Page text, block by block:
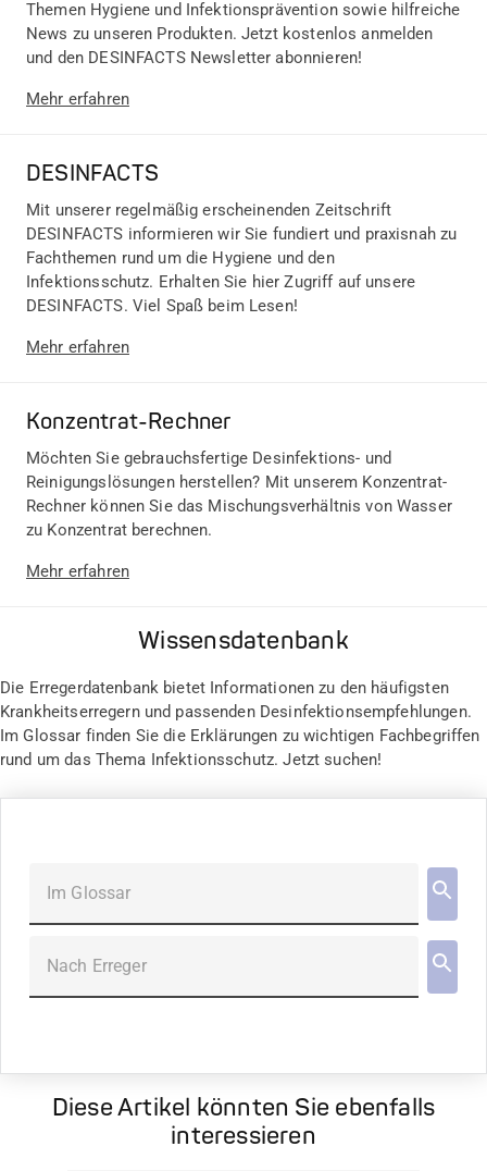
Themen Hygiene und Infektionsprävention sowie hilfreiche
News zu unseren Produkten. Jetzt kostenlos anmelden
und den DESINFACTS Newsletter abonnieren!
Mehr erfahren
DESINFACTS
Mit unserer regelmäßig erscheinenden Zeitschrift
DESINFACTS informieren wir Sie fundiert und praxisnah zu
Fachthemen rund um die Hygiene und den
Infektionsschutz. Erhalten Sie hier Zugriff auf unsere
DESINFACTS. Viel Spaß beim Lesen!
Mehr erfahren
Konzentrat-Rechner
Möchten Sie gebrauchsfertige Desinfektions- und
Reinigungslösungen herstellen? Mit unserem Konzentrat-
Rechner können Sie das Mischungsverhältnis von Wasser
zu Konzentrat berechnen.
Mehr erfahren
Wissensdatenbank
Die Erregerdatenbank bietet Informationen zu den häufigsten
Krankheitserregern und passenden Desinfektionsempfehlungen.
Im Glossar finden Sie die Erklärungen zu wichtigen Fachbegriffen
rund um das Thema Infektionsschutz. Jetzt suchen!
Diese Artikel könnten Sie ebenfalls
interessieren